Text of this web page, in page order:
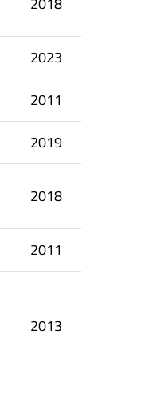
2023
2011
2019
2018
2011
2013